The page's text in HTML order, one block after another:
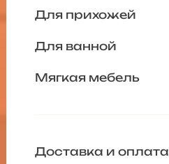
Для прихожей
Для ванной
Мягкая мебель
Доставка и оплата